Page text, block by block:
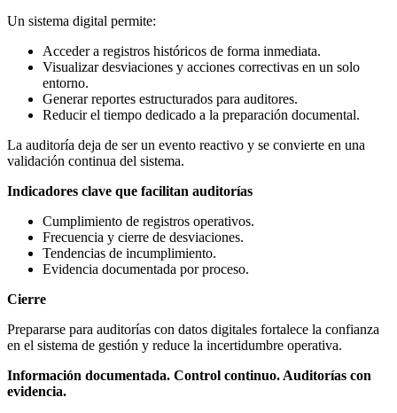
Un sistema digital permite:
Acceder a registros históricos de forma inmediata.
Visualizar desviaciones y acciones correctivas en un solo
entorno.
Generar reportes estructurados para auditores.
Reducir el tiempo dedicado a la preparación documental.
La auditoría deja de ser un evento reactivo y se convierte en una
validación continua del sistema.
Indicadores clave que facilitan auditorías
Cumplimiento de registros operativos.
Frecuencia y cierre de desviaciones.
Tendencias de incumplimiento.
Evidencia documentada por proceso.
Cierre
Prepararse para auditorías con datos digitales fortalece la confianza
en el sistema de gestión y reduce la incertidumbre operativa.
Información documentada. Control continuo. Auditorías con
evidencia.